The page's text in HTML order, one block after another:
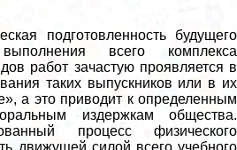
подготовленность будущего
всего комплекса
работ зачастую проявляется в
таких выпускников или в их
а это приводит к определенным
издержкам общества.
процесс физического